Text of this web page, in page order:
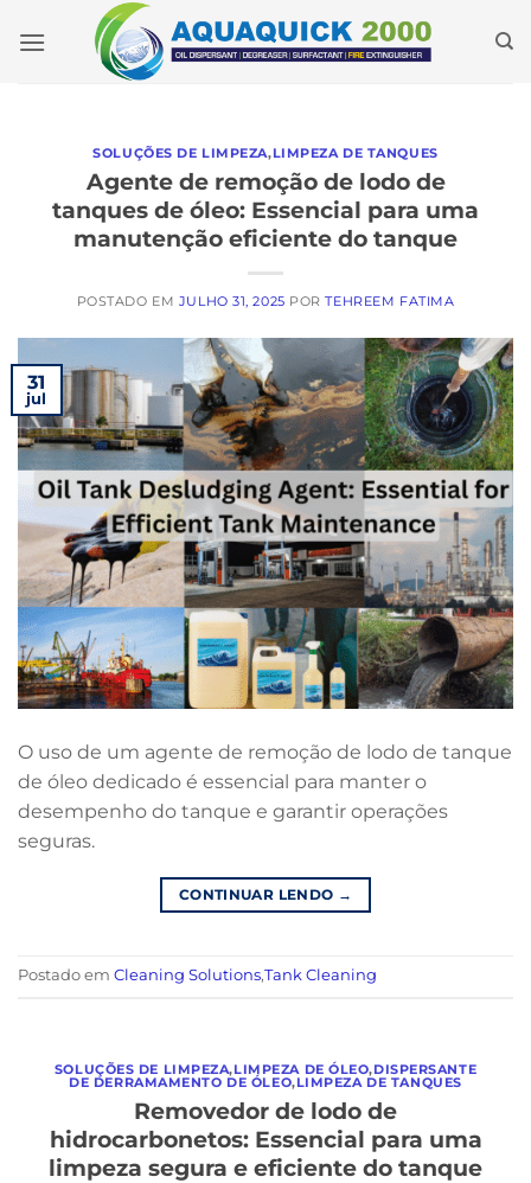
para
SOLUÇÕES DE LIMPEZA,LIMPEZA DE TANQUES
Agente de remoção de lodo de
tanques de óleo: Essencial para uma
manutenção eficiente do tanque
POSTADO EM JULHO 31, 2025 PORTEHREEM FATIMA
31
jul
O uso de um agente de remoção de lodo de tanque
de óleo dedicado é essencial para manter o
desempenho do tanque e garantir operações
seguras.
CONTINUAR LENDO →
Postado em Cleaning Solutions,Tank Cleaning
SOLUÇÕES DE LIMPEZA,LIMPEZA DE ÓLEO,DISPERSANTE
DE DERRAMAMENTO DE ÓLEO,LIMPEZA DE TANQUES
Removedor de lodo de
hidrocarbonetos: Essencial para uma
limpeza segura e eficiente do tanque